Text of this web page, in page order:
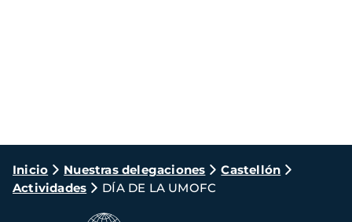
Ruta
de
navegación
Inicio Nuestras delegaciones
Castellón
Actividades
DÍA DE LA UMOFC